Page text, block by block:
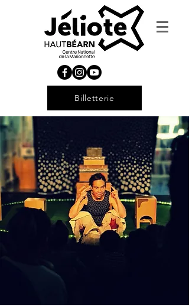
Billetterie